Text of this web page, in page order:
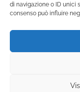
di navigazione o ID unici
consenso può influire
Parrocchia
Via Casilina,